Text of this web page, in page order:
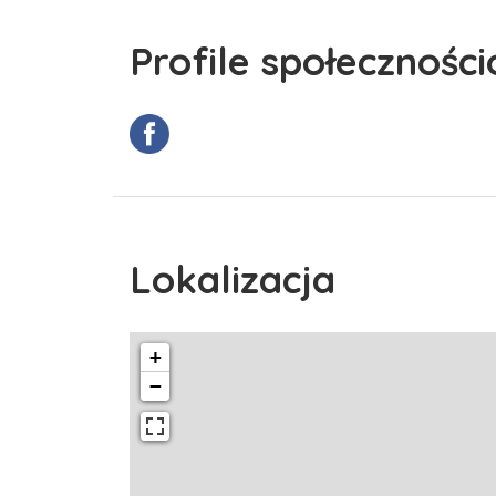
Profile
Lokalizacja
+
−